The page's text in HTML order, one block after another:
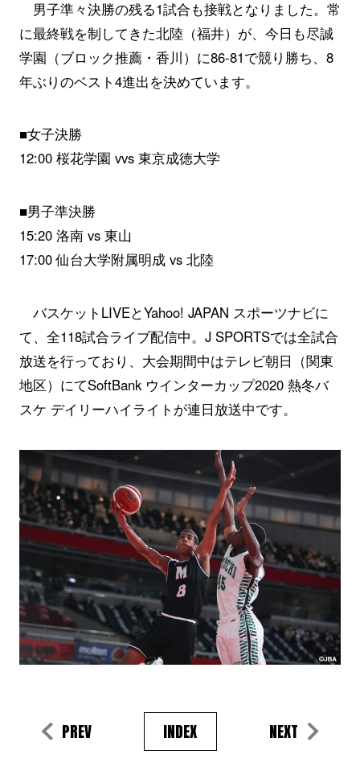
男子準々決勝の残る1試合も接戦となりました。常
に最終戦を制してきた北陸（福井）が、今日も尽誠
学園（ブロック推薦・香川）に86-81で競り勝ち、8
年ぶりのベスト4進出を決めています。
■女子決勝
12:00 桜花学園 vvs 東京成徳大学
■男子準決勝
15:20 洛南 vs 東山
17:00 仙台大学附属明成 vs 北陸
バスケットLIVEとYahoo! JAPAN スポーツナビに
て、全118試合ライブ配信中。J SPORTSでは全試合
放送を行っており、大会期間中はテレビ朝日（関東
地区）にてSoftBank ウインターカップ2020 熱冬バ
スケ デイリーハイライトが連日放送中です。
PREV INDEX NEXT